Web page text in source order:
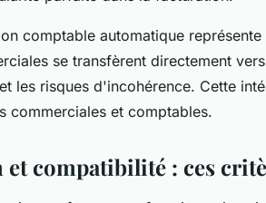
comptable automatique
se transfèrent directement
les risques d'incohérence. Cette
commerciales et comptables.
compatibilité : ces